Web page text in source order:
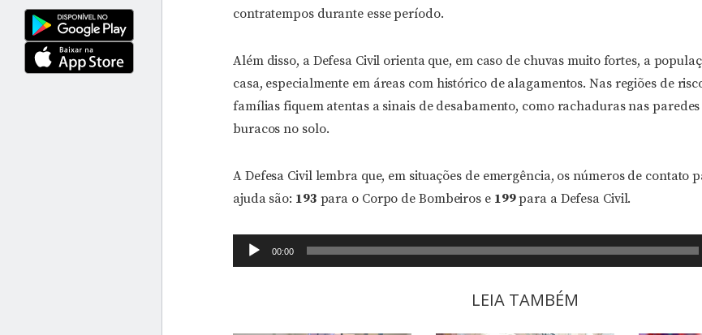
contratempos durante esse período.
Além disso, a Defesa Civil orienta que, em caso de chuvas muito fortes, a
casa, especialmente em áreas com histórico de alagamentos. Nas regiões de
famílias fiquem atentas a sinais de desabamento, como rachaduras nas
buracos no solo.
A Defesa Civil lembra que, em situações de emergência, os números de contato
ajuda são: 193 para o Corpo de Bombeiros e 199para a Defesa Civil.
Tocador
de
00:00
LEIA TAMBÉM